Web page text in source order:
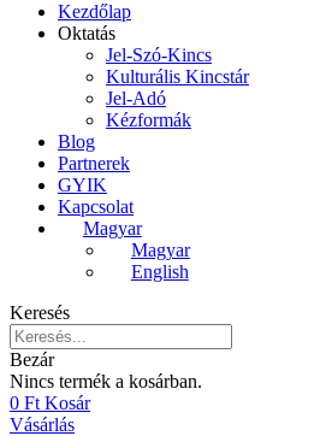
Kezdőlap
Oktatás
Jel-Szó-Kincs
Kulturális Kincstár
Jel-Adó
Kézformák
Blog
Partnerek
GYIK
Kapcsolat
Magyar
Magyar
English
Keresés
Bezár
Nincs termék a kosárban.
0 Ft Kosár
Vásárlás